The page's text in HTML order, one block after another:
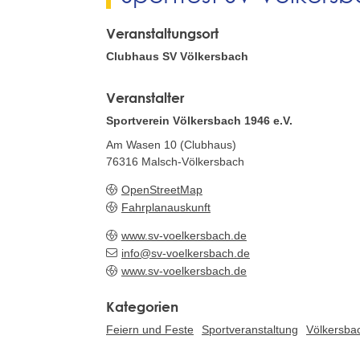
Veranstaltungsort
Clubhaus SV Völkersbach
Veranstalter
Sportverein Völkersbach 1946 e.V.
Am Wasen 10 (Clubhaus)
76316 Malsch-Völkersbach
OpenStreetMap
Fahrplanauskunft
www.sv-voelkersbach.de
info@sv-voelkersbach.de
www.sv-voelkersbach.de
Feiern und Feste Sportveranstaltung